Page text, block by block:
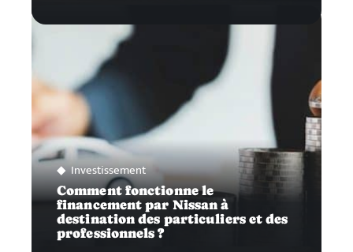
Investissement
Comment fonctionne le
financement par Nissan à
destination des particuliers et des
professionnels ?